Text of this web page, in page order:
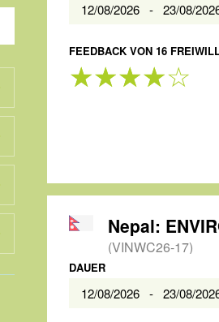
12/08/2026 - 23/08/
FEEDBACK VON 16
(VINWC26-17)
DAUER
12/08/2026 - 23/08/